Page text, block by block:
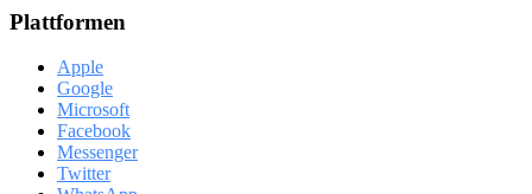
Plattformen
Apple
Google
Microsoft
Facebook
Messenger
Twitter